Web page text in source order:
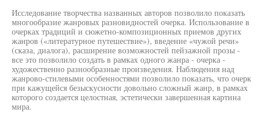
Исследование творчества названных авторов позволило показать
многообразие жанровых разновидностей очерка. Использование в
очерках традиций и сюжетно-композиционных приемов других
жанров («литературное путешествие»), введение «чужой речи»
(сказа, диалога), расширение возможностей пейзажной прозы -
все это позволило создать в рамках одного жанра - очерка -
художественно разнообразные произведения. Наблюдения над
жанрово-стилевыми особенностями позволило показать, что очерк
при кажущейся безыскусности довольно сложный жанр, в рамках
которого создается целостная, эстетически завершенная картина
мира.